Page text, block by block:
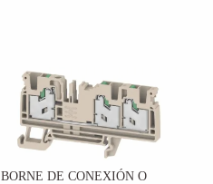
BORNE DE CONEXIÓN O